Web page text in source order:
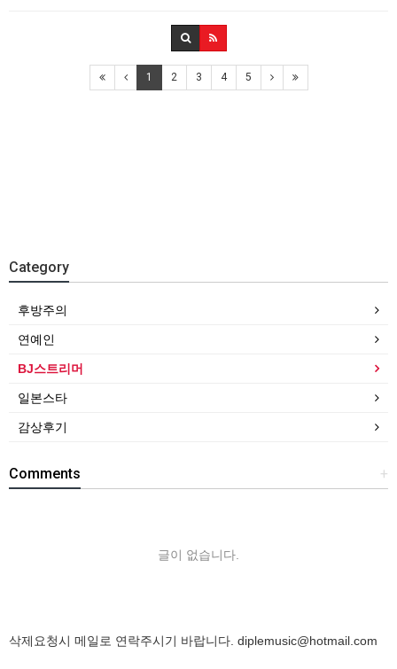
1 2 3 4 5
Category
후방주의
연예인
BJ스트리머
일본스타
감상후기
+
Comments
글이 없습니다.
삭제요청시 메일로 연락주시기 바랍니다. diplemusic@hotmail.com